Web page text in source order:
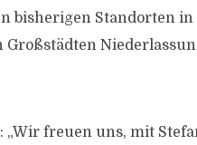
bisherigen Standorten
„Wir freuen uns, mit